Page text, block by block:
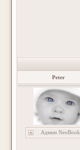
Peter
Админ NeoBook